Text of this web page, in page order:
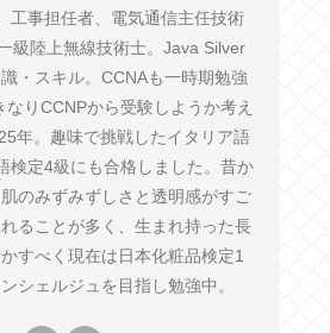
工事担任者、電気通信主任技術
級陸上無線技術士。Java Silver
・スキル。CCNAも一時期勉強
なりCCNPから受験しようか考え
年。趣味で挑戦したイタリア語
検定4級にも合格しました。昔か
のみずみずしさと透明感がすご
ることが多く、生まれ持った長
すべく現在は日本化粧品検定1
シェルジュを目指し勉強中。